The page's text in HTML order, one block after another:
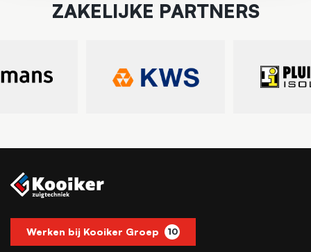
ZAKELIJKE PARTNERS
Werken bij Kooiker Groep 10